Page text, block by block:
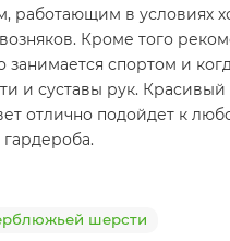
работающим в условиях
Кроме того
занимается спортом и
и суставы рук. Красивый
отлично подойдет к
шерсти